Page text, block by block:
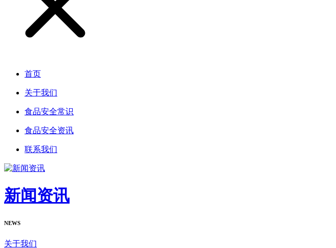
首页
关于我们
食品安全常识
食品安全资讯
联系我们
新闻资讯
NEWS
关于我们